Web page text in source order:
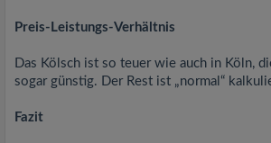
Preis-Leistungs-Verhältnis
Das Kölsch ist so teuer wie auch in Köln,
sogar günstig. Der Rest ist „normal“
Fazit